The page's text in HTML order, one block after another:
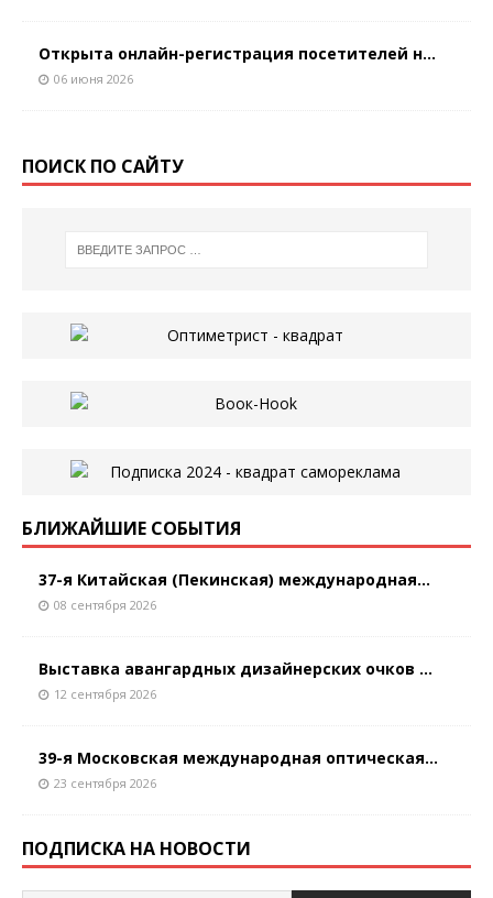
Открыта онлайн-регистрация посетителей н...
06 июня 2026
ПОИСК ПО САЙТУ
БЛИЖАЙШИЕ СОБЫТИЯ
37-я Китайская (Пекинская) международная...
08 сентября 2026
Выставка авангардных дизайнерских очков ...
12 сентября 2026
39-я Московская международная оптическая...
23 сентября 2026
ПОДПИСКА НА НОВОСТИ